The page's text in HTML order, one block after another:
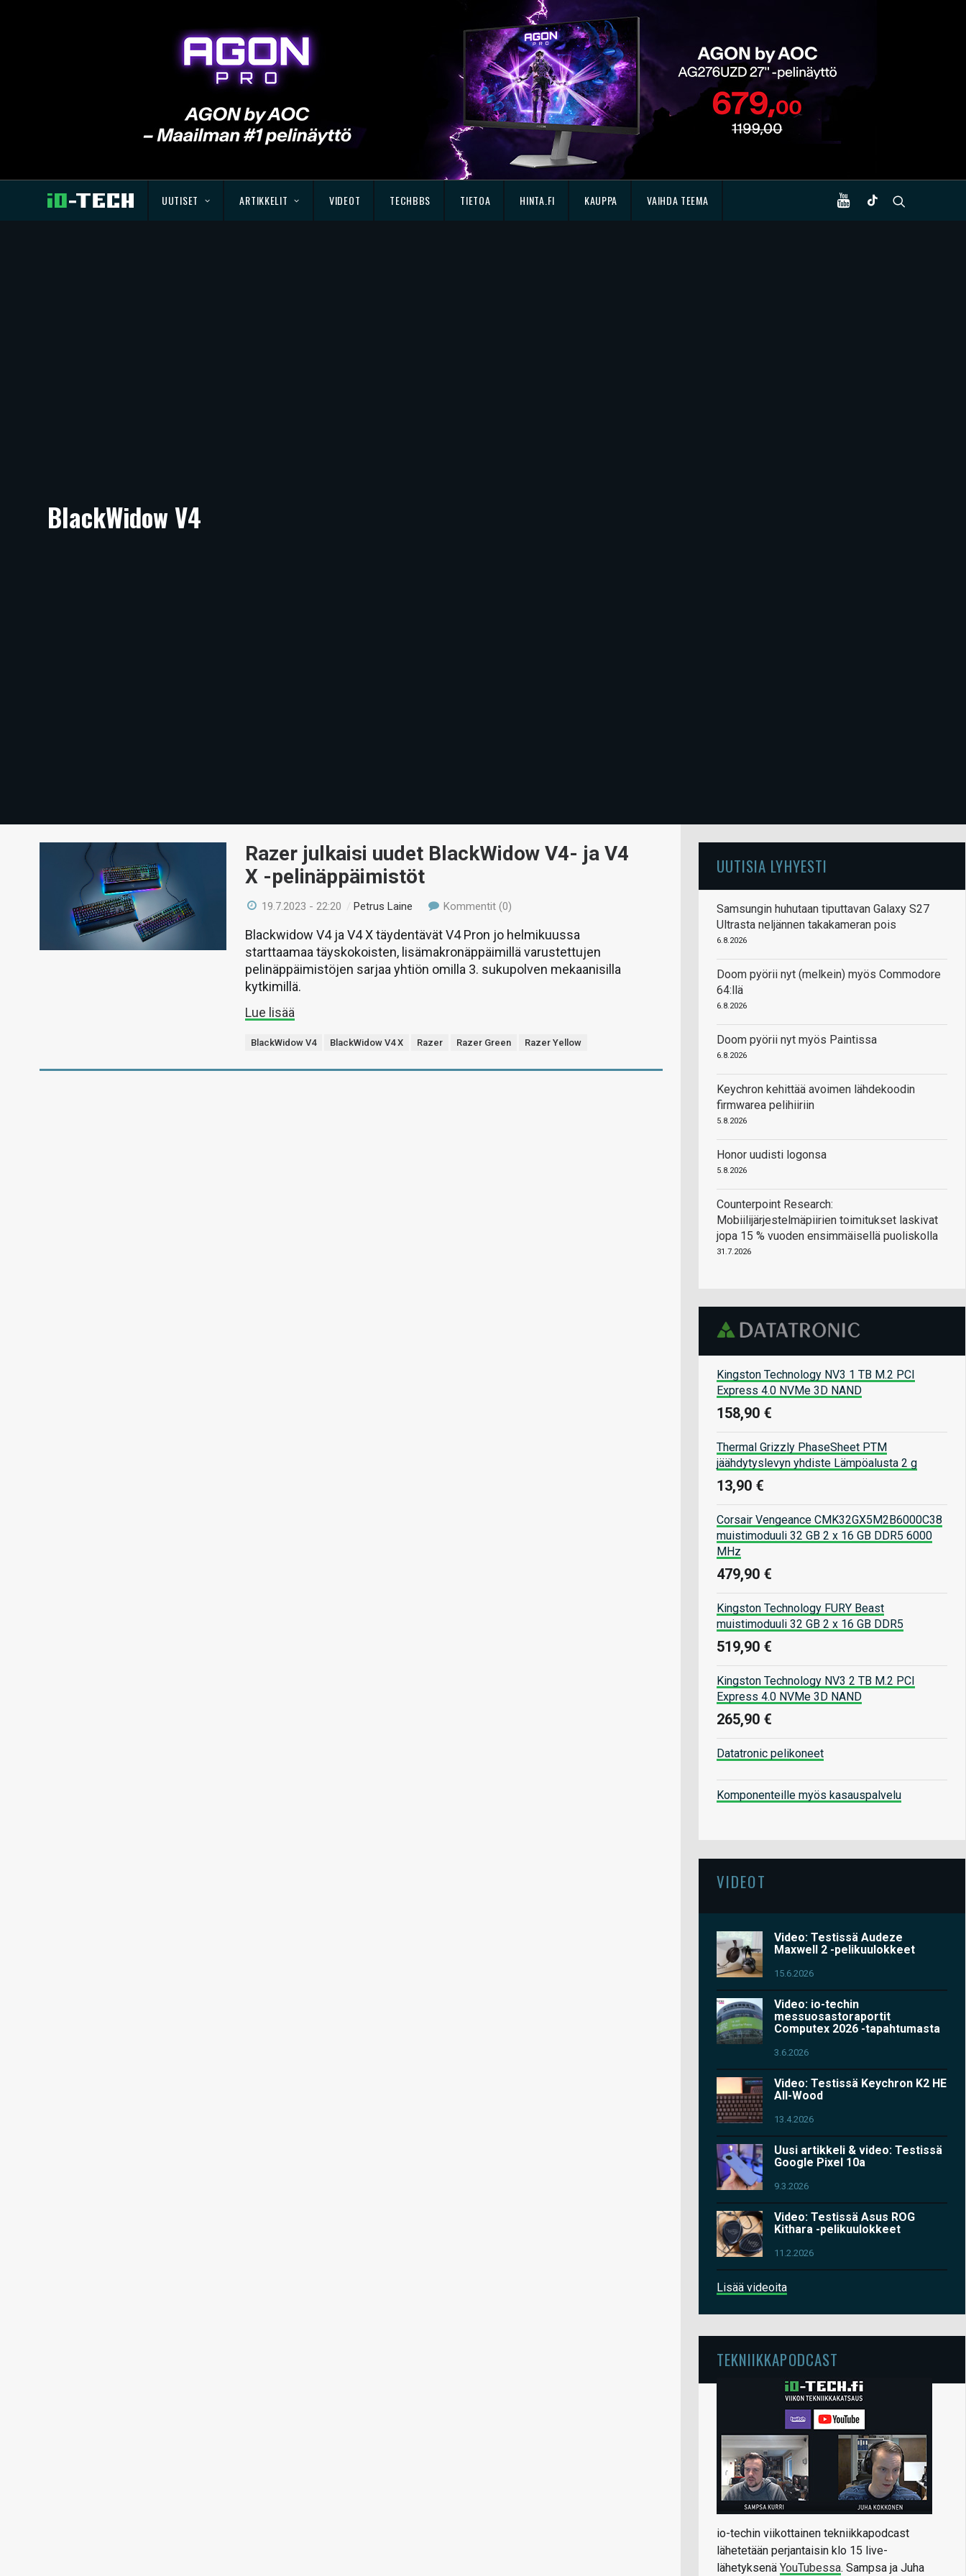
UUTISET ARTIKKELIT VIDEOT TECHBBS TIETOA HINTA.FI KAUPPA VAIHDA TEEMA
BlackWidow V4
Razer julkaisi uudet BlackWidow V4- ja V4
X -pelinäppäimistöt
19.7.2023 - 22:20 /Petrus Laine Kommentit (0)
Blackwidow V4 ja V4 X täydentävät V4 Pron jo helmikuussa
starttaamaa täyskokoisten, lisämakronäppäimillä varustettujen
pelinäppäimistöjen sarjaa yhtiön omilla 3. sukupolven mekaanisilla
kytkimillä.
Lue lisää
BlackWidow V4 BlackWidow V4 X Razer Razer Green Razer Yellow
UUTISIA LYHYESTI
Samsungin huhutaan tiputtavan Galaxy S27
Ultrasta neljännen takakameran pois
6.8.2026
Doom pyörii nyt (melkein) myös Commodore
64:llä
6.8.2026
Doom pyörii nyt myös Paintissa
6.8.2026
Keychron kehittää avoimen lähdekoodin
firmwarea pelihiiriin
5.8.2026
Honor uudisti logonsa
5.8.2026
Counterpoint Research:
Mobiilijärjestelmäpiirien toimitukset laskivat
jopa 15 % vuoden ensimmäisellä puoliskolla
31.7.2026
Kingston Technology NV3 1 TB M.2 PCI
Express 4.0 NVMe 3D NAND
158,90 €
Thermal Grizzly PhaseSheet PTM
jäähdytyslevyn yhdiste Lämpöalusta 2 g
13,90 €
Corsair Vengeance CMK32GX5M2B6000C38
muistimoduuli 32 GB 2 x 16 GB DDR5 6000
MHz
479,90 €
Kingston Technology FURY Beast
muistimoduuli 32 GB 2 x 16 GB DDR5
519,90 €
Kingston Technology NV3 2 TB M.2 PCI
Express 4.0 NVMe 3D NAND
265,90 €
Datatronic pelikoneet
Komponenteille myös kasauspalvelu
VIDEOT
Video: Testissä Audeze
Maxwell 2 -pelikuulokkeet
15.6.2026
Video: io-techin
messuosastoraportit
Computex 2026 -tapahtumasta
3.6.2026
Video: Testissä Keychron K2 HE
All-Wood
13.4.2026
Uusi artikkeli & video: Testissä
Google Pixel 10a
9.3.2026
Video: Testissä Asus ROG
Kithara -pelikuulokkeet
11.2.2026
Lisää videoita
TEKNIIKKAPODCAST
io-techin viikottainen tekniikkapodcast
lähetetään perjantaisin klo 15 live-
lähetyksenä YouTubessa. Sampsa ja Juha